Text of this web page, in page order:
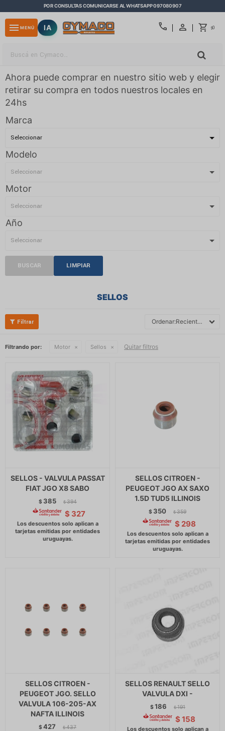
POR CONSULTAS COMUNICARSE AL WHATSAPP 097080907
call $0
menu MENÚ IA
Ahora puede comprar en nuestro sitio web y elegir
retirar su compra en todos nuestros locales en
24hs
Marca
Modelo
Motor
Año
BUSCAR LIMPIAR
SELLOS
Recientes
Filtrando por: Motor Sellos Quitar filtros
SELLOS - VALVULA PASSAT
FIAT JGO X8 SABO
$ 385 $ 394
$ 327
SELLOS CITROEN -
PEUGEOT JGO AX SAXO
1.5D TUD5 ILLINOIS
$ 350 $ 359
$ 298
SELLOS CITROEN -
PEUGEOT JGO. SELLO
VALVULA 106-205-AX
NAFTA ILLINOIS
$427 $ 437
SELLOS RENAULT SELLO
VALVULA DXI -
$186 $ 191
$ 158
close